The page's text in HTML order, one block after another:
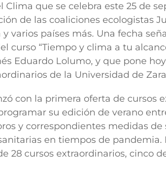
Clima que se celebra este 25 de
de las coaliciones ecologistas
varios países más. Una fecha
curso “Tiempo y clima a tu
Eduardo Lolumo, y que pone
de la Universidad de
con la primera oferta de cursos
su edición de verano
y correspondientes medidas de
en tiempos de pandemia.
28 cursos extraordinarios, cinco